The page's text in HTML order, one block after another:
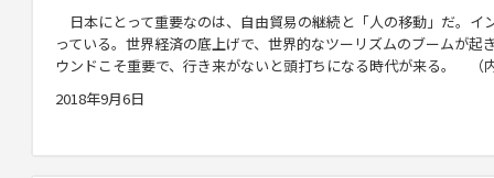
日本にとって重要なのは、自由貿易の継続と「人の移動」だ。イ
っている。世界経済の底上げで、世界的なツーリズムのブームが
ウンドこそ重要で、行き来がないと頭打ちになる時代が来る。 （
2018年9月6日